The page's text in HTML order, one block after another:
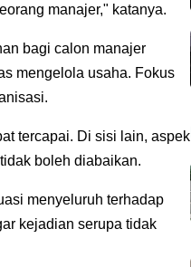
manajer," katanya.
bagi calon manajer
mengelola usaha. Fokus
tercapai. Di sisi lain, aspek
boleh diabaikan.
menyeluruh terhadap
kejadian serupa tidak